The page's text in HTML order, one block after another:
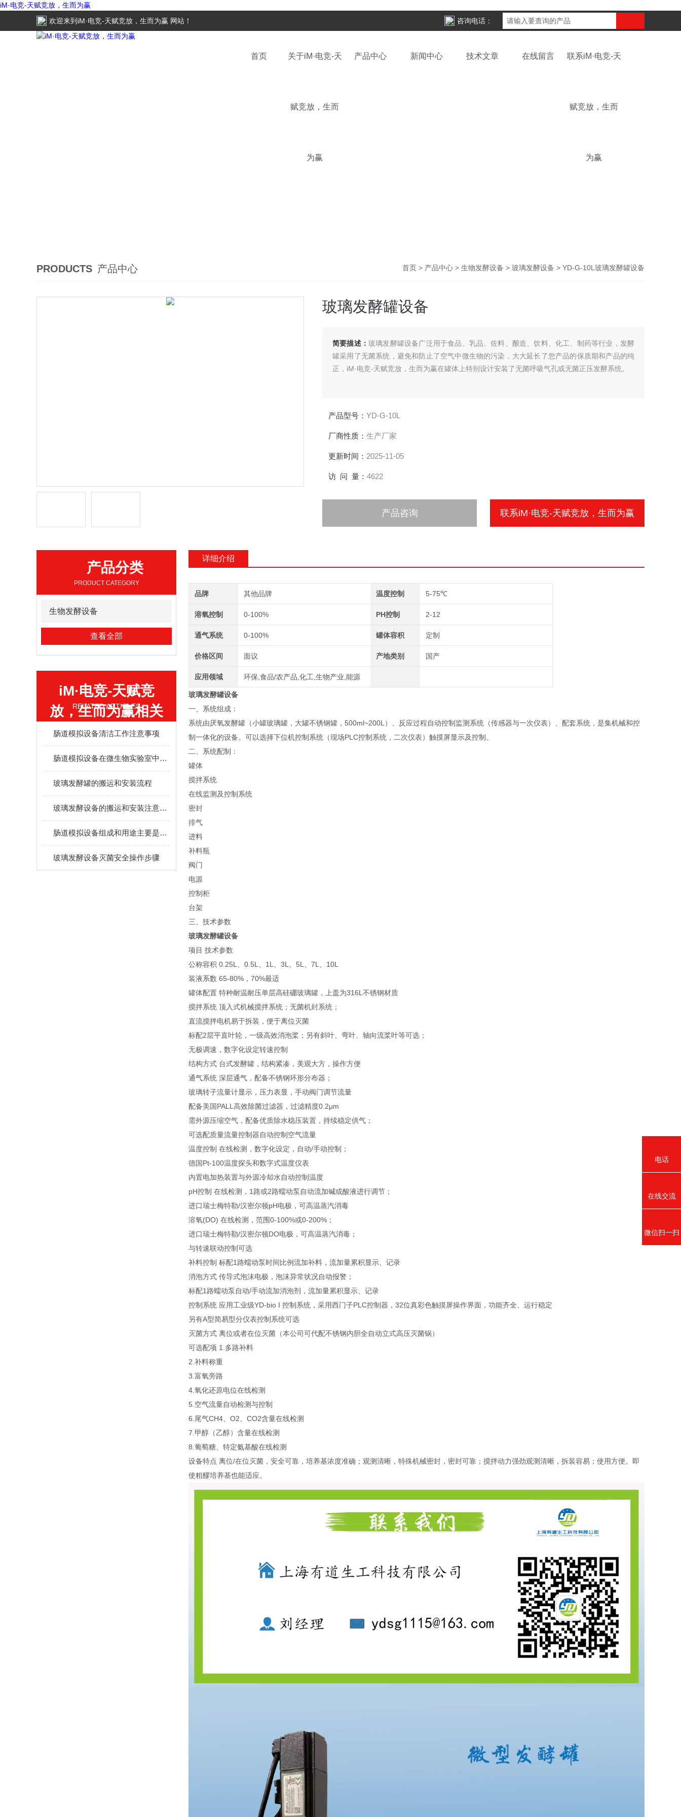
iM·电竞-天赋竞放，生而为赢
欢迎来到 iM·电竞-天赋竞放，生而为赢 网站！ 咨询电话：
首页 关于iM·电竞-天
赋竞放，生而
为赢
产品中心 新闻中心 技术文章 在线留言 联系iM·电竞-天
赋竞放，生而
为赢
PRODUCTS 产品中心 首页 > 产品中心 > 生物发酵设备 > 玻璃发酵设备 > YD-G-10L玻璃发酵罐设备
玻璃发酵罐设备
简要描述： 玻璃发酵罐设备广泛用于食品、乳品、佐料、酿造、饮料、化工、制药等行业，发酵
罐采用了无菌系统，避免和防止了空气中微生物的污染，大大延长了您产品的保质期和产品的纯
正，iM·电竞-天赋竞放，生而为赢在罐体上特别设计安装了无菌呼吸气孔或无菌正压发酵系统。
产品型号： YD-G-10L
厂商性质： 生产厂家
更新时间： 2025-11-05
访 问 量： 4622
产品咨询 联系iM·电竞-天赋竞放，生而为赢
产品分类
PRODUCT CATEGORY
生物发酵设备
查看全部
iM·电竞-天赋竞
放，生而为赢相关
的文章
RELATED ARTICLES
肠道模拟设备清洁工作注意事项
肠道模拟设备在微生物实验室中的作用
玻璃发酵罐的搬运和安装流程
玻璃发酵设备的搬运和安装注意事项
肠道模拟设备组成和用途主要是什么？
玻璃发酵设备灭菌安全操作步骤
详细介绍
品牌 其他品牌 温度控制 5-75℃
溶氧控制 0-100% PH控制 2-12
通气系统 0-100% 罐体容积 定制
价格区间 面议 产地类别 国产
应用领域 环保,食品/农产品,化工,生物产业,能源
玻璃发酵罐设备
一、系统组成：
系统由厌氧发酵罐（小罐玻璃罐，大罐不锈钢罐，500ml~200L）、反应过程自动控制监测系统（传感器与一次仪表）、配套系统，是集机械和控
制一体化的设备。可以选择下位机控制系统（现场PLC控制系统，二次仪表）触摸屏显示及控制。
二、系统配制：
罐体
搅拌系统
在线监测及控制系统
密封
排气
进料
补料瓶
阀门
电源
控制柜
台架
三、技术参数
玻璃发酵罐设备
项目 技术参数
公称容积 0.25L、0.5L、1L、3L、5L、7L、10L
装液系数 65-80%，70%最适
罐体配置 特种耐温耐压单层高硅硼玻璃罐，上盖为316L不锈钢材质
搅拌系统 顶入式机械搅拌系统；无菌机封系统；
直流搅拌电机易于拆装，便于离位灭菌
标配2层平直叶轮，一级高效消泡桨；另有斜叶、弯叶、轴向流桨叶等可选；
无极调速，数字化设定转速控制
结构方式 台式发酵罐，结构紧凑，美观大方，操作方便
通气系统 深层通气，配备不锈钢环形分布器；
玻璃转子流量计显示，压力表显，手动阀门调节流量
配备美国PALL高效除菌过滤器，过滤精度0.2μm
需外源压缩空气，配备优质除水稳压装置，持续稳定供气；
可选配质量流量控制器自动控制空气流量
温度控制 在线检测，数字化设定，自动/手动控制；
德国Pt-100温度探头和数字式温度仪表
内置电加热装置与外源冷却水自动控制温度
pH控制 在线检测，1路或2路蠕动泵自动流加碱或酸液进行调节；
进口瑞士梅特勒/汉密尔顿pH电极，可高温蒸汽消毒
溶氧(DO) 在线检测，范围0-100%或0-200%；
进口瑞士梅特勒/汉密尔顿DO电极，可高温蒸汽消毒；
与转速联动控制可选
补料控制 标配1路蠕动泵时间比例流加补料，流加量累积显示、记录
消泡方式 传导式泡沫电极，泡沫异常状况自动报警；
标配1路蠕动泵自动/手动流加消泡剂，流加量累积显示、记录
控制系统 应用工业级YD-bio I 控制系统，采用西门子PLC控制器，32位真彩色触摸屏操作界面，功能齐全、运行稳定
另有A型简易型分仪表控制系统可选
灭菌方式 离位或者在位灭菌（本公司可代配不锈钢内胆全自动立式高压灭菌锅）
可选配项 1.多路补料
2.补料称重
3.富氧旁路
4.氧化还原电位在线检测
5.空气流量自动检测与控制
6.尾气CH4、O2、CO2含量在线检测
7.甲醇（乙醇）含量在线检测
8.葡萄糖、特定氨基酸在线检测
设备特点 离位/在位灭菌，安全可靠，培养基浓度准确；观测清晰，特殊机械密封，密封可靠；搅拌动力强劲观测清晰，拆装容易；使用方便。即
使粗醪培养基也能适应。
电话
在线交流
微信扫一扫